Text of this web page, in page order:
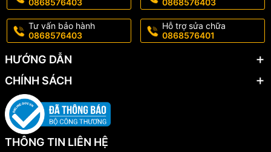
0868576403
0868576403
Tư vấn bảo hành
0868576403
Hỗ trợ sửa chữa
0868576401
HƯỚNG DẪN
CHÍNH SÁCH
THÔNG TIN LIÊN HỆ